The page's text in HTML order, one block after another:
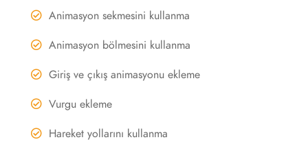
Animasyon sekmesini kullanma
Animasyon bölmesini kullanma
Giriş ve çıkış animasyonu ekleme
Vurgu ekleme
Hareket yollarını kullanma